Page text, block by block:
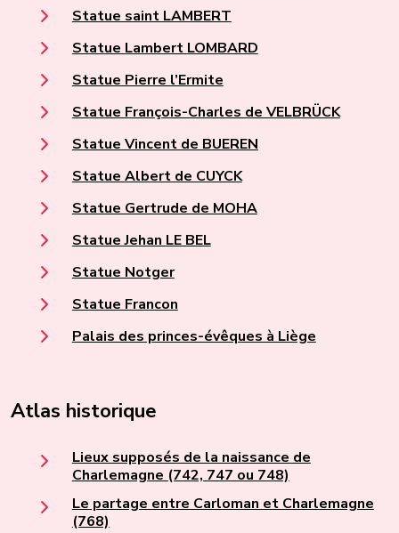
Statue saint LAMBERT
Statue Lambert LOMBARD
Statue Pierre l’Ermite
Statue François-Charles de VELBRÜCK
Statue Vincent de BUEREN
Statue Albert de CUYCK
Statue Gertrude de MOHA
Statue Jehan LE BEL
Statue Notger
Statue Francon
Palais des princes-évêques à Liège
Atlas historique
Lieux supposés de la naissance de
Charlemagne (742, 747 ou 748)
Le partage entre Carloman et Charlemagne
(768)